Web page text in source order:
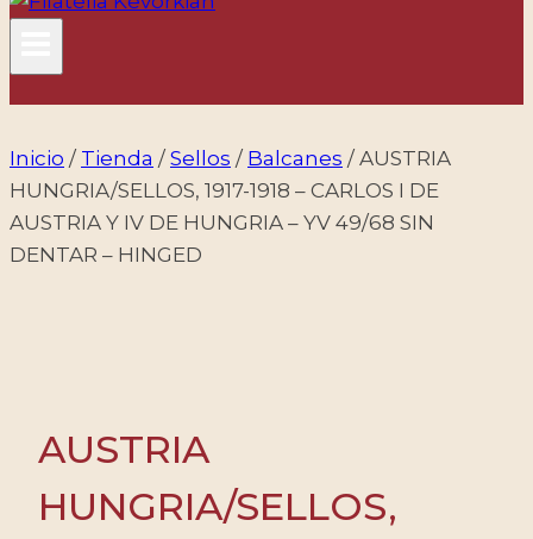
Inicio / Tienda / Sellos / Balcanes / AUSTRIA
HUNGRIA/SELLOS, 1917-1918 – CARLOS I DE
AUSTRIA Y IV DE HUNGRIA – YV 49/68 SIN
DENTAR – HINGED
AUSTRIA
HUNGRIA/SELLOS,